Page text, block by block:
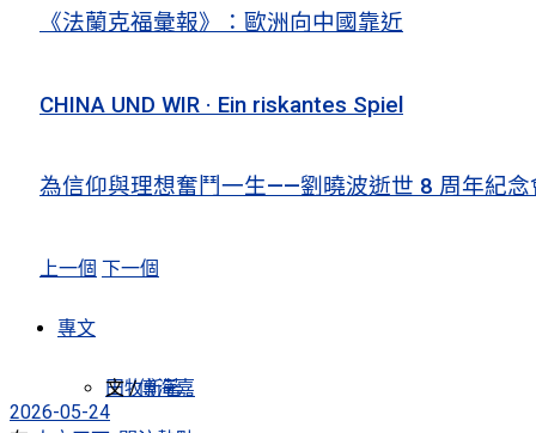
《法蘭克福彙報》：歐洲向中國靠近
CHINA UND WIR · Ein riskantes Spiel
為信仰與理想奮鬥一生——劉曉波逝世 8 周年紀念
上一個 下一個
專文
田牧新著
文 /傅海嘉
2026-05-24